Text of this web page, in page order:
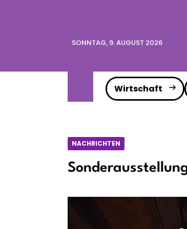
SONNTAG, 9. AUGUST 2026
Wirtschaft
NACHRICHTEN